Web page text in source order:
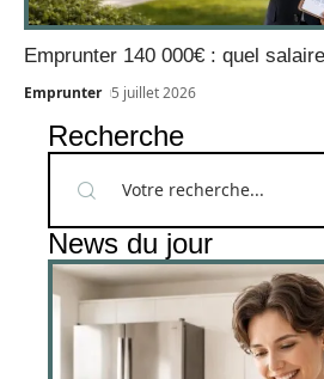
Emprunter 140 000€ : quel
Emprunter 5 juillet 2026
Recherche
News du jour